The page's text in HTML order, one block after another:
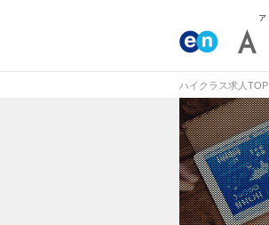
ハイクラス求人TOP